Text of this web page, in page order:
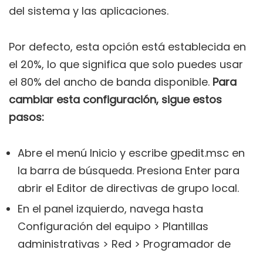
del sistema y las aplicaciones.
Por defecto, esta opción está establecida en
el 20%, lo que significa que solo puedes usar
el 80% del ancho de banda disponible. Para
cambiar esta configuración, sigue estos
pasos:
Abre el menú Inicio y escribe gpedit.msc en
la barra de búsqueda. Presiona Enter para
abrir el Editor de directivas de grupo local.
En el panel izquierdo, navega hasta
Configuración del equipo > Plantillas
administrativas > Red > Programador de